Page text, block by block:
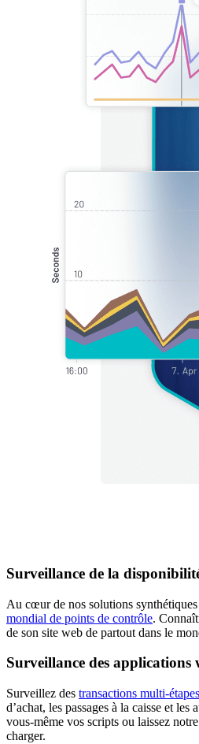
Surveillance de la
Au cœur de nos solutions
mondial de points de contrôle.
de son site web de partout dans le
Surveillance des applications
Surveillez des transactions multi-étapes
d’achat, les passages à la caisse et
vous-même vos scripts ou laissez notre
charger.